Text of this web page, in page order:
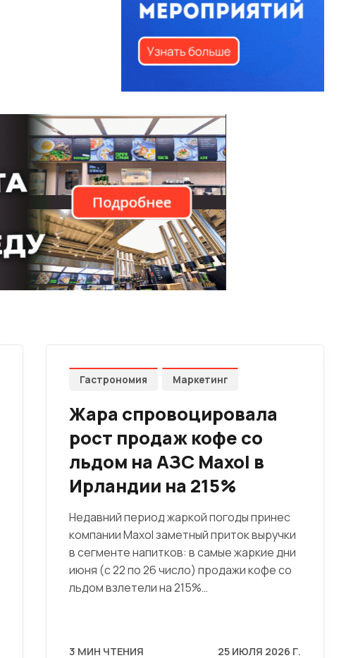
Гастрономия Маркетинг
Жара спровоцировала
рост продаж кофе со
льдом на АЗС Maxol в
Ирландии на 215%
Недавний период жаркой погоды принес
компании Maxol заметный приток выручки
в сегменте напитков: в самые жаркие дни
июня (с 22 по 26 число) продажи кофе со
льдом взлетели на 215%…
3 МИН ЧТЕНИЯ 25 ИЮЛЯ 2026 Г.